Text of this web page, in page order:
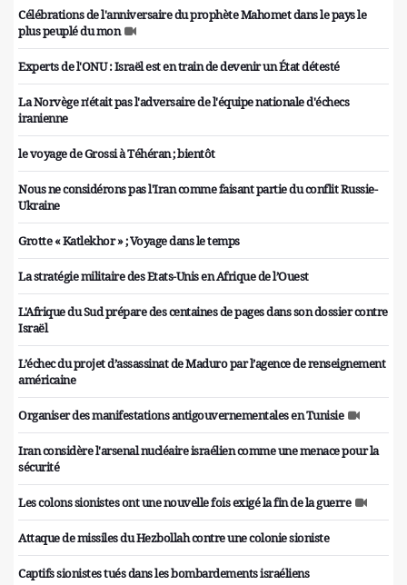
Célébrations de l'anniversaire du prophète Mahomet dans le pays le
plus peuplé du mon
Experts de l'ONU : Israël est en train de devenir un État détesté
La Norvège n'était pas l'adversaire de l'équipe nationale d'échecs
iranienne
le voyage de Grossi à Téhéran ; bientôt
Nous ne considérons pas l'Iran comme faisant partie du conflit Russie-
Ukraine
Grotte « Katlekhor » ; Voyage dans le temps
La stratégie militaire des Etats-Unis en Afrique de l’Ouest
L'Afrique du Sud prépare des centaines de pages dans son dossier contre
Israël
L’échec du projet d’assassinat de Maduro par l’agence de renseignement
américaine
Organiser des manifestations antigouvernementales en Tunisie
Iran considère l'arsenal nucléaire israélien comme une menace pour la
sécurité
Les colons sionistes ont une nouvelle fois exigé la fin de la guerre
Attaque de missiles du Hezbollah contre une colonie sioniste
Captifs sionistes tués dans les bombardements israéliens